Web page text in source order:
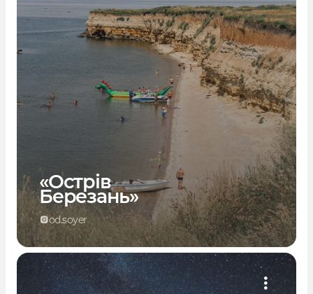
«Острів
Березань»
od.soyer